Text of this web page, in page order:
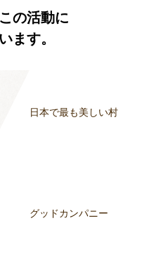
の活動に
ます。
日本で最も美しい村
グッドカンパニー